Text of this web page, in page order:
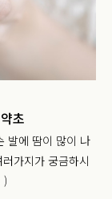
초
발에 땀이 많이 나
가지가 궁금하시
)